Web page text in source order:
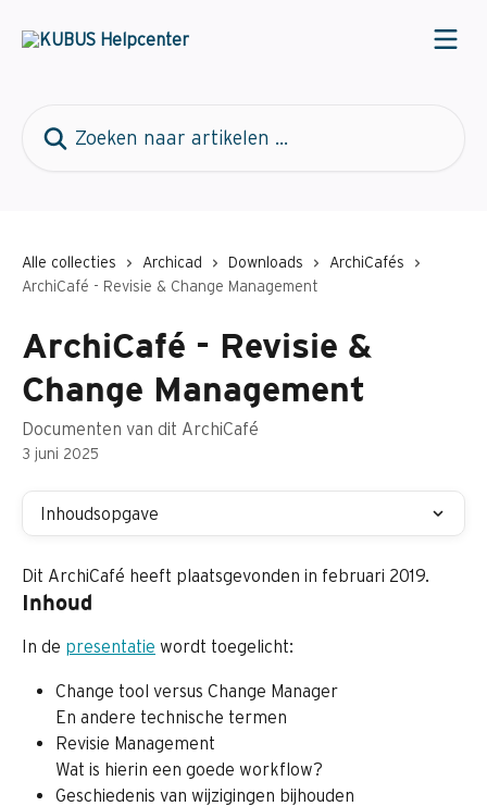
Alle collecties Archicad Downloads
ArchiCafés
ArchiCafé - Revisie & Change Management
ArchiCafé - Revisie &
Change Management
Documenten van dit ArchiCafé
3 juni 2025
Inhoudsopgave
Dit ArchiCafé heeft plaatsgevonden in februari 2019.
Inhoud
In de presentatie wordt toegelicht:
Change tool versus Change Manager
En andere technische termen
Revisie Management
Wat is hierin een goede workflow?
Geschiedenis van wijzigingen bijhouden